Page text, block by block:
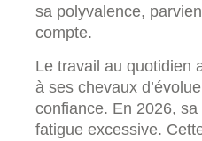
sa polyvalence,
compte.
Le travail au quotidien
à ses chevaux
confiance. En 2026,
fatigue excessive.